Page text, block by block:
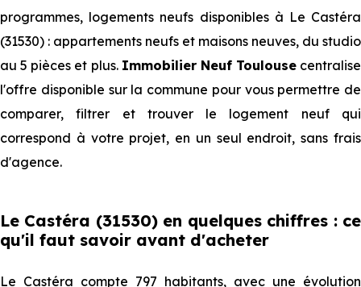
programmes, logements neufs disponibles à Le Castéra
(31530) : appartements neufs et maisons neuves, du studio
au 5 pièces et plus. Immobilier Neuf Toulousecentralise
l'offre disponible sur la commune pour vous permettre de
comparer, filtrer et trouver le logement neuf qui
correspond à votre projet, en un seul endroit, sans frais
d'agence.
Le Castéra (31530) en quelques chiffres : ce
qu'il faut savoir avant d'acheter
Le Castéra compte 797 habitants, avec une évolution